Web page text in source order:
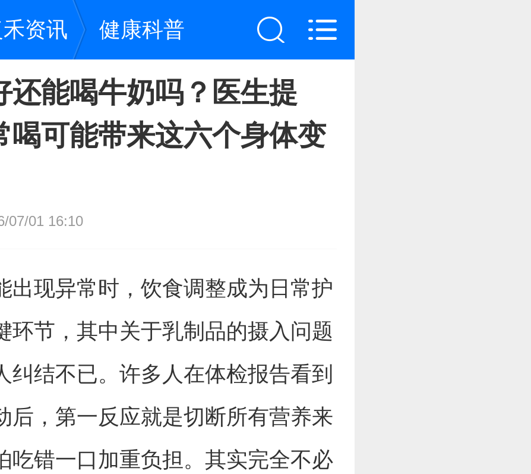
资讯 健康科普
还能喝牛奶吗？医生提
喝可能带来这六个身体变
07/01 16:10
出现异常时，饮食调整成为日常护
环节，其中关于乳制品的摄入问题
纠结不已。许多人在体检报告看到
后，第一反应就是切断所有营养来
吃错一口加重负担。其实完全不必